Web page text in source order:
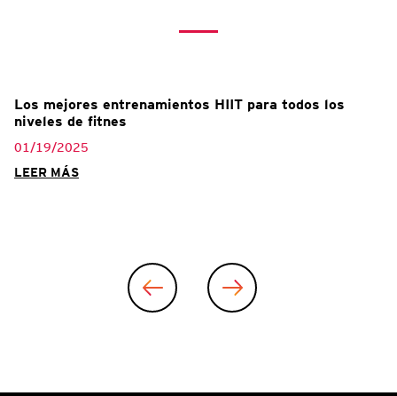
Los mejores entrenamientos HIIT para todos los
niveles de fitnes
01/19/2025
LEER MÁS